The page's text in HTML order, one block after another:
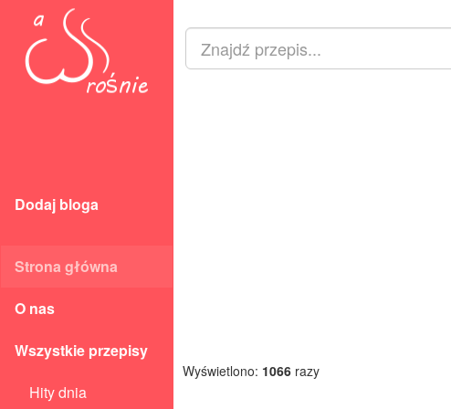
Dodaj bloga
Strona główna
O nas
Wszystkie przepisy
Hity dnia
Wyświetlono: 1066 razy